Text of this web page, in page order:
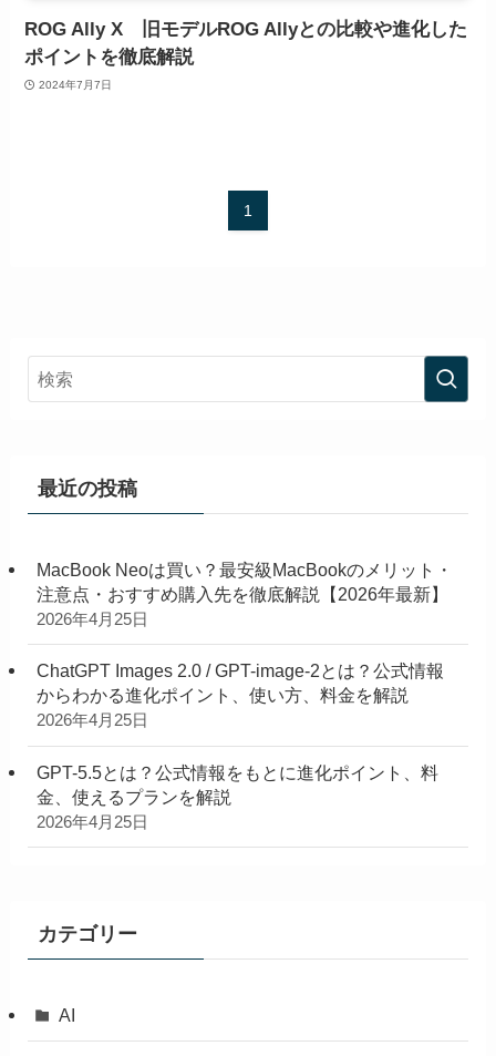
ROG Ally X 旧モデルROG Allyとの比較や進化した
ポイントを徹底解説
2024年7月7日
1
最近の投稿
MacBook Neoは買い？最安級MacBookのメリット・
注意点・おすすめ購入先を徹底解説【2026年最新】
2026年4月25日
ChatGPT Images 2.0 / GPT-image-2とは？公式情報
からわかる進化ポイント、使い方、料金を解説
2026年4月25日
GPT-5.5とは？公式情報をもとに進化ポイント、料
金、使えるプランを解説
2026年4月25日
カテゴリー
AI